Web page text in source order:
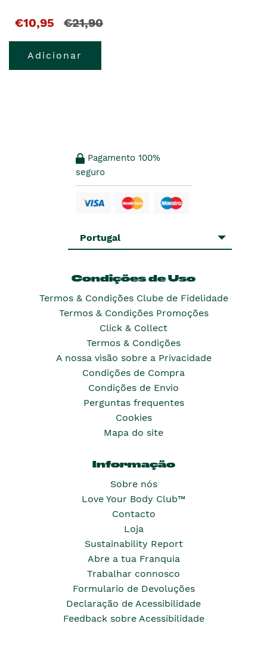
€10,95 €21,90
Adicionar
Pagamento 100%
seguro
Portugal
Condições de Uso
Termos & Condições Clube de Fidelidade
Termos & Condições Promoções
Click & Collect
Termos & Condições
A nossa visão sobre a Privacidade
Condições de Compra
Condições de Envio
Perguntas frequentes
Cookies
Mapa do site
Informação
Sobre nós
Love Your Body Club™
Contacto
Loja
Sustainability Report
Abre a tua Franquia
Trabalhar connosco
Formulario de Devoluções
Declaração de Acessibilidade
Feedback sobre Acessibilidade